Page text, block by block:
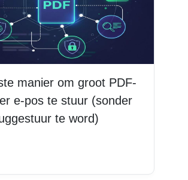
manier om groot PDF-
e-pos te stuur (sonder
te word)